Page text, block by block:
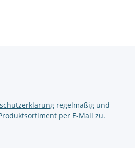
regelmäßig und
per E-Mail zu.